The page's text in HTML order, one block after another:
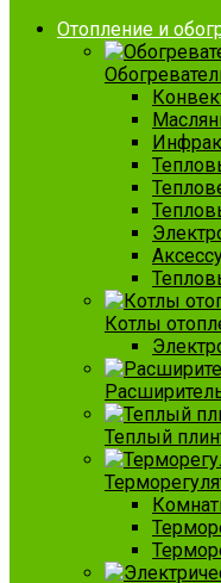
Отопление и
Котлы
Теплый